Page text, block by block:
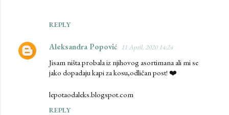
REPLY
Aleksandra Popović 11 April, 2020 14:24
Jisam ništa probala iz njihovog asortimana ali mi se
jako dopadaju kapi za kosu,odličan post! ❤️
lepotaodaleks.blogspot.com
REPLY